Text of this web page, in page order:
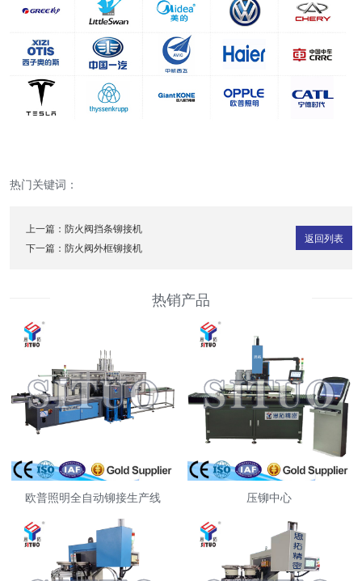
热门关键词：
上一篇： 防火阀挡条铆接机
下一篇： 防火阀外框铆接机
返回列表
热销产品
欧普照明全自动铆接生产线 压铆中心